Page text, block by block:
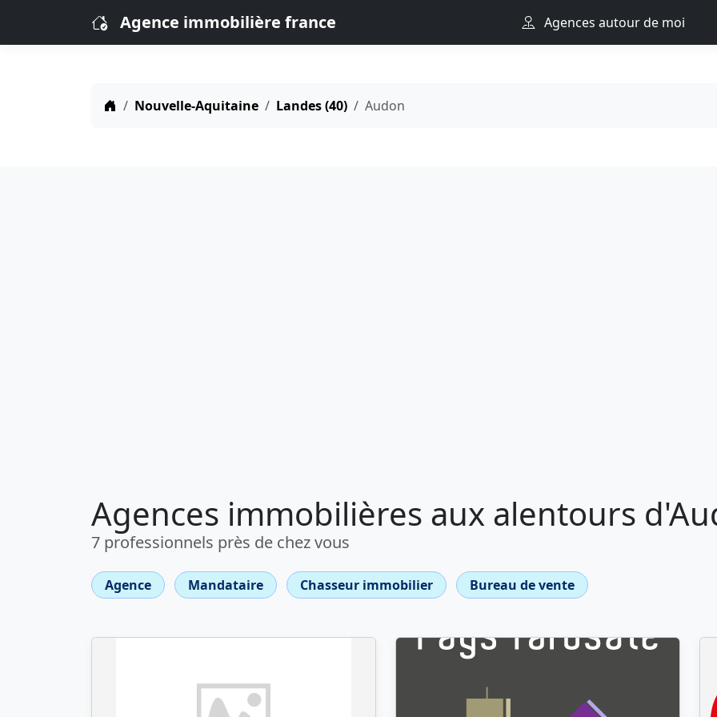
Agence immobilière france Agences autour de moi
Nouvelle-Aquitaine Landes (40) Audon
Agences immobilières aux alentours
7 professionnels près de chez vous
Agence Mandataire Chasseur immobilier Bureau de vente